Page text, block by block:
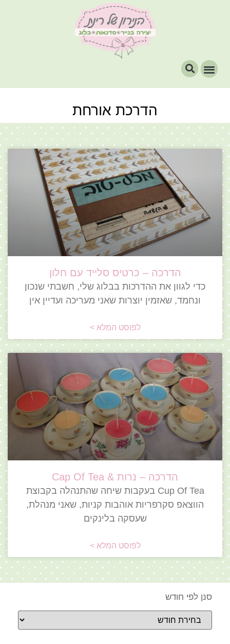
הדרכת אורחת
הדרכה – כרטיס סלייד עם חלון
כדי לגוון את ההדרכות בבלוג שלי, חשבתי שנכון
ונחמד, שאזמין יוצרות שאני מעריכה ועדיין אין
לפוסט המלא >
הדרכה – נרות & Cap Of Tea
Cup Of Tea בעקבות שיחה שהתנהלה בקבוצת
הווצאפ סקרפריות אוהבות קניות, שאני מנהלת,
שעסקה בלינקים
לפוסט המלא >
סנן לפי חודש